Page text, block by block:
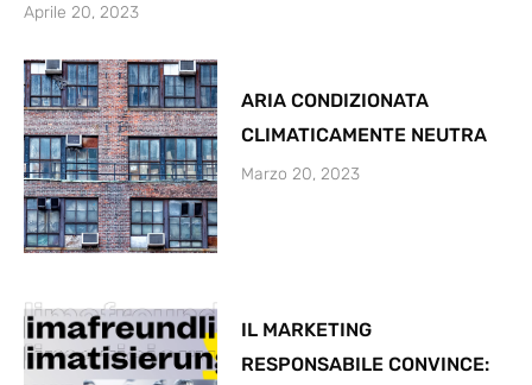
Aprile 20, 2023
ARIA CONDIZIONATA
CLIMATICAMENTE NEUTRA
Marzo 20, 2023
IL MARKETING
RESPONSABILE CONVINCE: